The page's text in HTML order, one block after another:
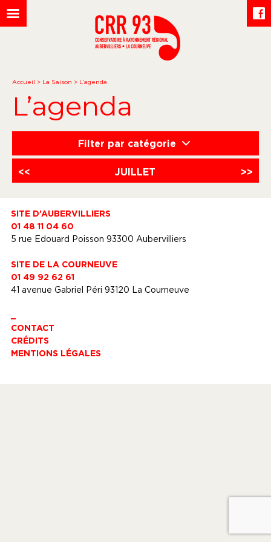
Accueil > La Saison > L’agenda
L’agenda
Filter par catégorie
<< JUILLET >>
SITE D’AUBERVILLIERS
01 48 11 04 60
5 rue Edouard Poisson 93300 Aubervilliers
SITE DE LA COURNEUVE
01 49 92 62 61
41 avenue Gabriel Péri 93120 La Courneuve
CONTACT
CRÉDITS
MENTIONS LÉGALES